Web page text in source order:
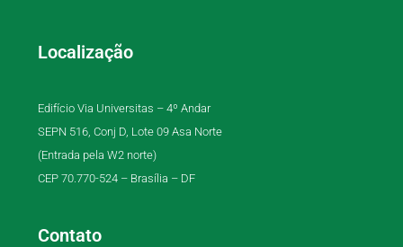
Localização
Edifício Via Universitas – 4º Andar
SEPN 516, Conj D, Lote 09 Asa Norte
(Entrada pela W2 norte)
CEP 70.770-524 – Brasília – DF
Contato